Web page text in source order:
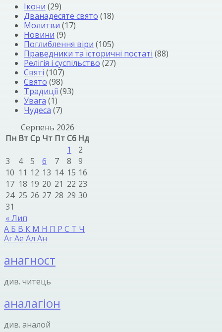
Ікони (29)
Дванадесяте свято (18)
Молитви (17)
Новини (9)
Поглиблення віри (105)
Праведники та історичні постаті (88)
Релігія і суспільство (27)
Святі (107)
Свято (98)
Традиції(93)
Увага (1)
Чудеса (7)
Серпень 2026
Пн ВтСр Чт ПтСб Нд
« Лип
1
2
3
4 5 6 7 8
9
10 11 12 13 14 15 16
17 18 19 20 21 22 23
24 25 26 27 28 29 30
31
А Б В К М Н П Р С Т Ч
АгАе Ал Ан
анагност
див. читець
аналагіон
див. аналой